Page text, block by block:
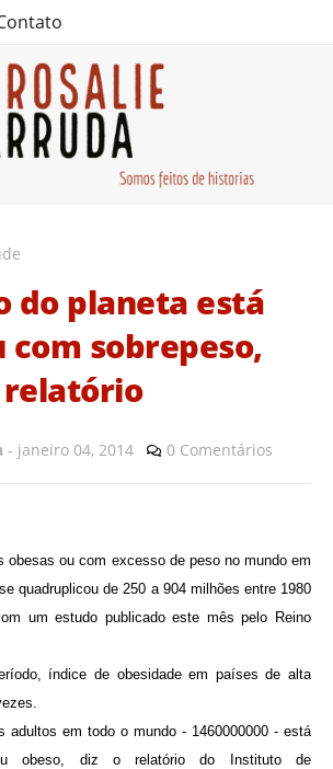
do planeta está
com sobrepeso,
relatório
- janeiro 04, 2014 0 Comentários
obesas ou com excesso de peso no mundo em
quadruplicou de 250 a 904 milhões entre 1980
um estudo publicado este mês pelo Reino
índice de obesidade em países de alta
adultos em todo o mundo - 1460000000 - está
obeso, diz o relatório do Instituto de